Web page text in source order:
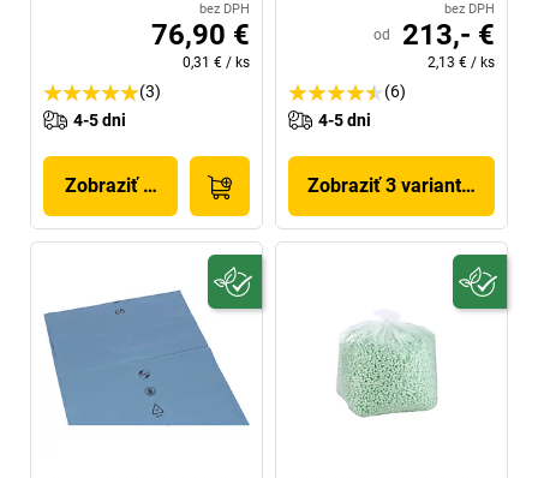
bez DPH
76,90 €
0,31 € / ks
(3)
4-5 dni
Zobraziť produkt
bez DPH
od 213,- €
2,13 € / ks
(6)
4-5 dni
Zobraziť 3 variantov